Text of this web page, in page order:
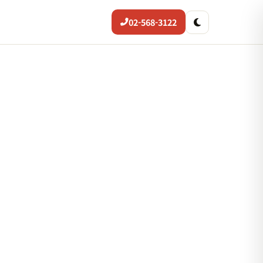
02-568-3122